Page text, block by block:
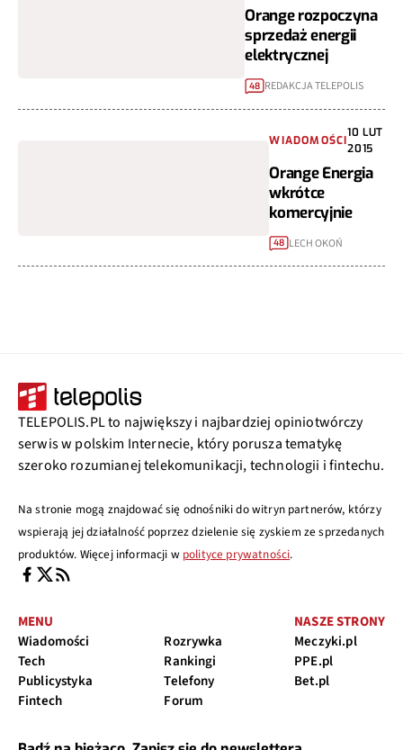
Orange rozpoczyna
sprzedaż energii
elektrycznej
48 REDAKCJA TELEPOLIS
WIADOMOŚCI
10 LUT
2015
Orange Energia
wkrótce
komercyjnie
48 LECH OKOŃ
TELEPOLIS.PL to największy i najbardziej opiniotwórczy
serwis w polskim Internecie, który porusza tematykę
szeroko rozumianej telekomunikacji, technologii i fintechu.
Na stronie mogą znajdować się odnośniki do witryn partnerów, którzy
wspierają jej działalność poprzez dzielenie się zyskiem ze sprzedanych
produktów. Więcej informacji w polityce prywatności.
MENU
Wiadomości
Tech
Publicystyka
Fintech
Rozrywka
Rankingi
Telefony
Forum
NASZE STRONY
Meczyki.pl
PPE.pl
Bet.pl